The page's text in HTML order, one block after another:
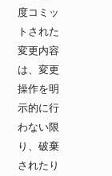
度コミッ
トされた
変更内容
は、変更
操作を明
示的に行
わない限
り、破棄
されたり